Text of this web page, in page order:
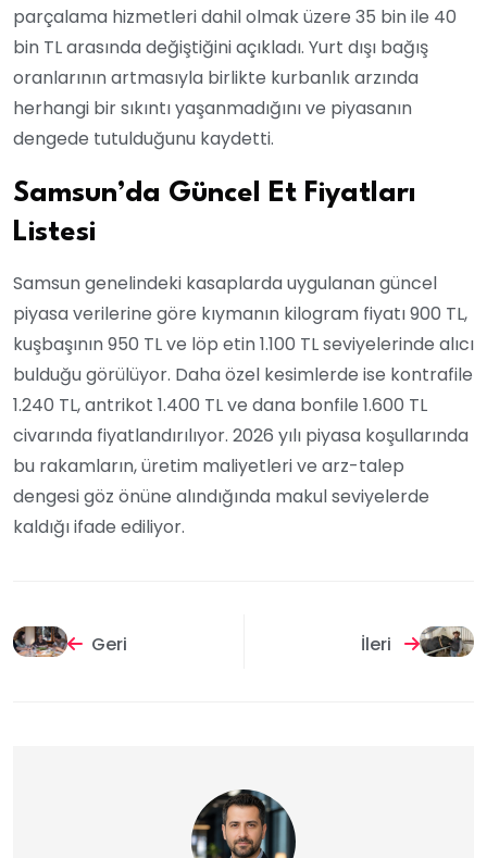
parçalama hizmetleri dahil olmak üzere 35 bin ile 40
bin TL arasında değiştiğini açıkladı. Yurt dışı bağış
oranlarının artmasıyla birlikte kurbanlık arzında
herhangi bir sıkıntı yaşanmadığını ve piyasanın
dengede tutulduğunu kaydetti.
Samsun’da Güncel Et Fiyatları
Listesi
Samsun genelindeki kasaplarda uygulanan güncel
piyasa verilerine göre kıymanın kilogram fiyatı 900 TL,
kuşbaşının 950 TL ve löp etin 1.100 TL seviyelerinde alıcı
bulduğu görülüyor. Daha özel kesimlerde ise kontrafile
1.240 TL, antrikot 1.400 TL ve dana bonfile 1.600 TL
civarında fiyatlandırılıyor. 2026 yılı piyasa koşullarında
bu rakamların, üretim maliyetleri ve arz-talep
dengesi göz önüne alındığında makul seviyelerde
kaldığı ifade ediliyor.
Geri İleri